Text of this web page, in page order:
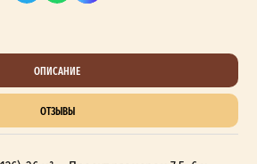
ОПИСАНИЕ
ОТЗЫВЫ